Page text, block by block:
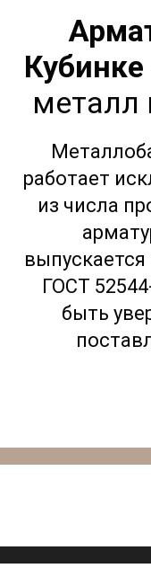
Кубинке
металл
работает
из числа
ГОСТ
быть